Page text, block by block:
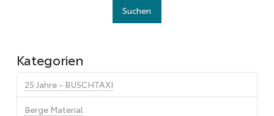
Kategorien
25 Jahre - BUSCHTAXI
Berge Material